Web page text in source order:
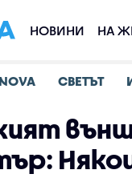
НОВИНИ НА
СВЕТЪТ